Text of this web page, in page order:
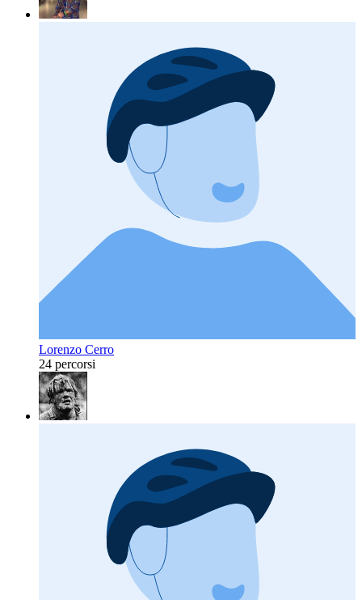
Lorenzo Cerro
24 percorsi